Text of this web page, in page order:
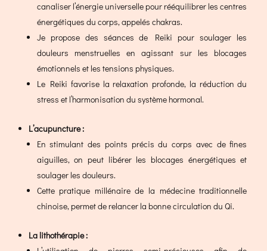
canaliser l’énergie universelle pour rééquilibrer les centres
énergétiques du corps, appelés chakras.
Je propose des séances de Reiki pour soulager les
douleurs menstruelles en agissant sur les blocages
émotionnels et les tensions physiques.
Le Reiki favorise la relaxation profonde, la réduction du
stress et l’harmonisation du système hormonal.
L’acupuncture :
En stimulant des points précis du corps avec de fines
aiguilles, on peut libérer les blocages énergétiques et
soulager les douleurs.
Cette pratique millénaire de la médecine traditionnelle
chinoise, permet de relancer la bonne circulation du Qi.
La lithothérapie :